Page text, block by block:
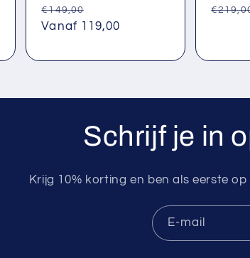
Normale
prijs
€149,00
Vanaf 119,00
Schrijf je in
Krijg 10% korting en ben als eerste
E‑mail